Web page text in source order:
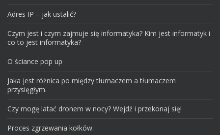
Adres IP – jak ustalić?
Czym jest i czym zajmuje się informatyka? Kim jest informatyk i
co to jest informatyka?
O ściance pop up
Jaka jest różnica po między tłumaczem a tłumaczem
przysięgłym.
Czy mogę latać dronem w nocy? Wejdź i przekonaj się!
Proces zgrzewania kołków.